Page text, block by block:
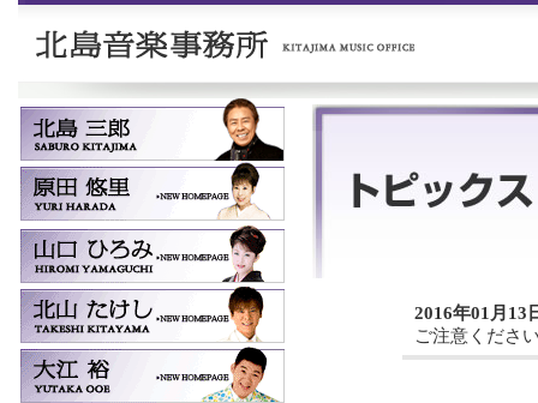
2016年01月13
ご注意くださ